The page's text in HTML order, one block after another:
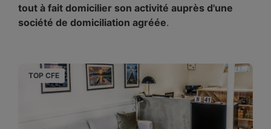
tout à fait domicilier son activité auprès d'une
société de domiciliation agréée.
TOP CFE